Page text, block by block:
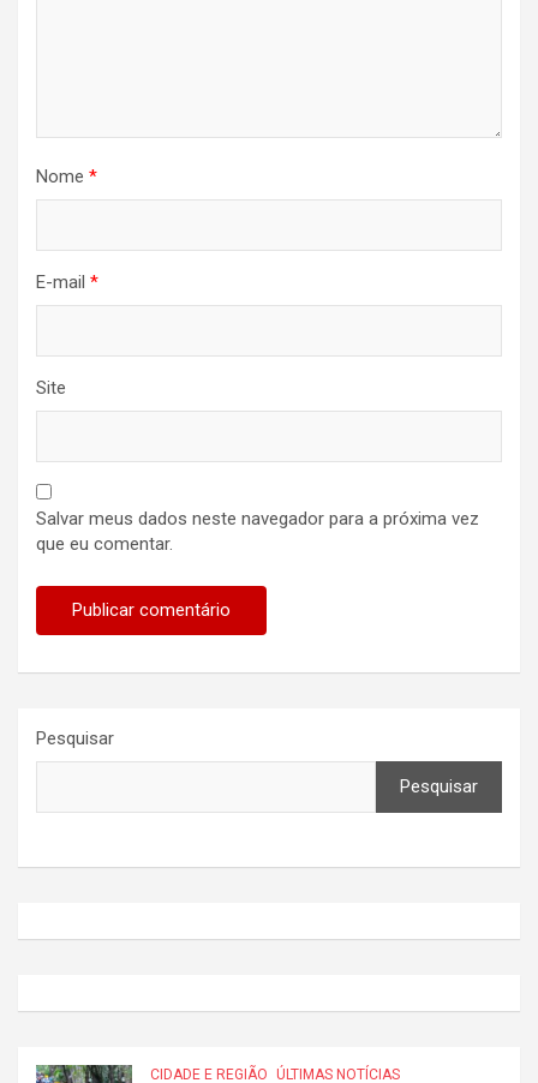
Nome *
E-mail *
Site
Salvar meus dados neste navegador para a próxima vez
que eu comentar.
Pesquisar
Pesquisar
CIDADE E REGIÃO ÚLTIMAS NOTÍCIAS